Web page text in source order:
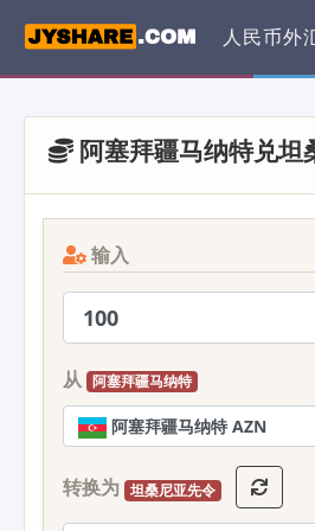
人民币外
阿塞拜疆马纳特兑坦
输入
从 阿塞拜疆马纳特
阿塞拜疆马纳特 AZN
转换为 坦桑尼亚先令